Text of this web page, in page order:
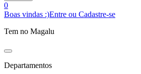
0
Boas vindas :)Entre ou Cadastre-se
Tem no Magalu
Departamentos